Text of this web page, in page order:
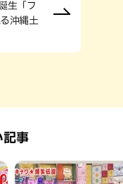
生「フ
沖縄土
記事